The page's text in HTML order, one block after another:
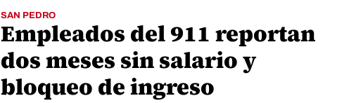
SAN PEDRO
Empleados del 911 reportan
dos meses sin salario y
bloqueo de ingreso